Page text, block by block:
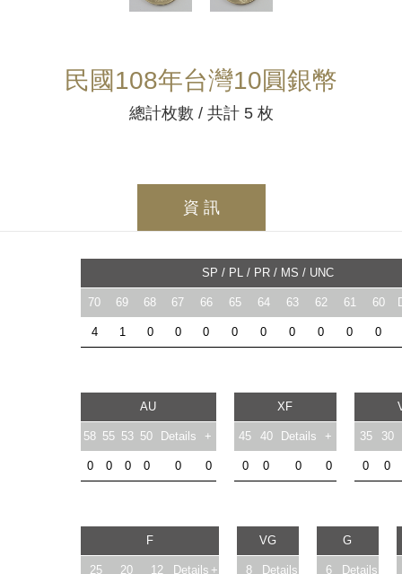
民國108年台灣10圓銀幣
總計枚數 / 共計 5 枚
資 訊
SP / PL / PR / MS / UNC
70 69 68 67 66 65 64 63 62 61 60
4 1 0 0 0 0 0 0 0 0 0
AU XF
58 55 53 50 Details + 45 40 Details + 35 30
0 0 0 0 0 0 0 0 0 0 0 0
F VG G
25 20 12 Details + 8 Details 6 Details